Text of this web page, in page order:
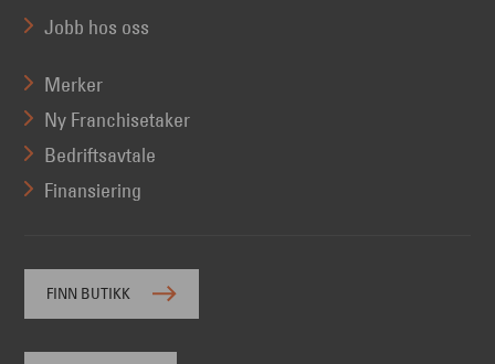
Jobb hos oss
Merker
Ny Franchisetaker
Bedriftsavtale
Finansiering
FINN BUTIKK